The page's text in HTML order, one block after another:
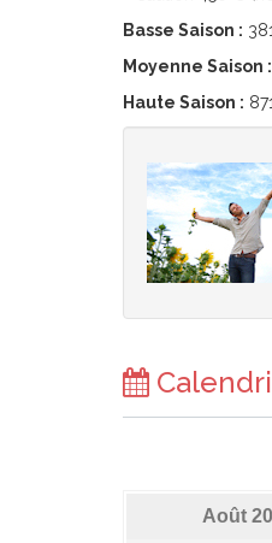
Basse Saison :
Moyenne Saison :
Haute Saison :
Août